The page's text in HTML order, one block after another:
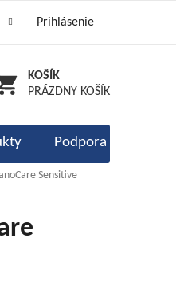
Prihlásenie
PRÁZDNY KOŠÍK
Podpora imunity
Sensitive